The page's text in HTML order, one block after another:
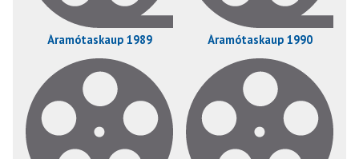
Áramótaskaup 1989 Áramótaskaup 1990